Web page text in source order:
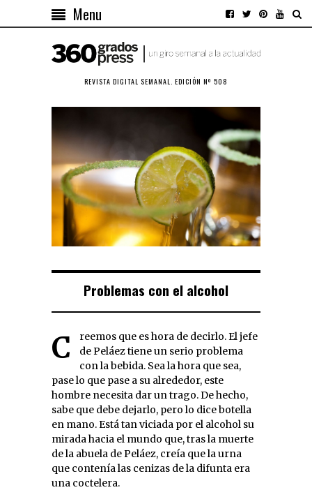
Menu
REVISTA DIGITAL SEMANAL. EDICIÓN Nº 508
Problemas con el alcohol
Creemos que es hora de decirlo. El jefe
de Peláez tiene un serio problema
con la bebida. Sea la hora que sea,
pase lo que pase a su alrededor, este
hombre necesita dar un trago. De hecho,
sabe que debe dejarlo, pero lo dice botella
en mano. Está tan viciada por el alcohol su
mirada hacia el mundo que, tras la muerte
de la abuela de Peláez, creía que la urna
que contenía las cenizas de la difunta era
una coctelera.